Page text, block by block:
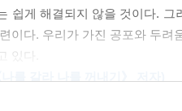
했다. 최근에 지원의 범위가
한다. 내 집 마련이 힘들다고
가 되라는 식의 조언을 더 이상
존할’ 수 있는
쉽게 해결되지 않을 것이다.
이다. 우리가 가진 공포와 두
있다.